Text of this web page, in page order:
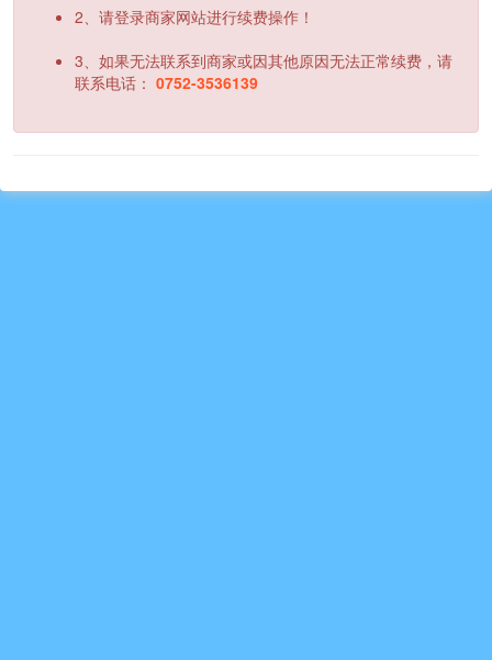
2、请登录商家网站进行续费操作！
3、如果无法联系到商家或因其他原因无法正常续费，请
联系电话： 0752-3536139